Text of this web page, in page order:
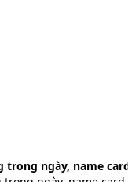
ngày, name